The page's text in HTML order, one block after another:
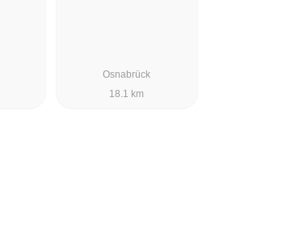
Osnabrück
18.1 km